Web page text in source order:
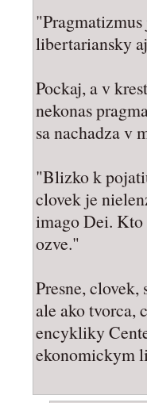
libertariansky
Pockaj, a v
nekonas
sa nachadza v
"Blizko k
clovek je
imago Dei. Kto
ozve."
Presne,
ale ako tvorca,
encykliky
ekonomickym